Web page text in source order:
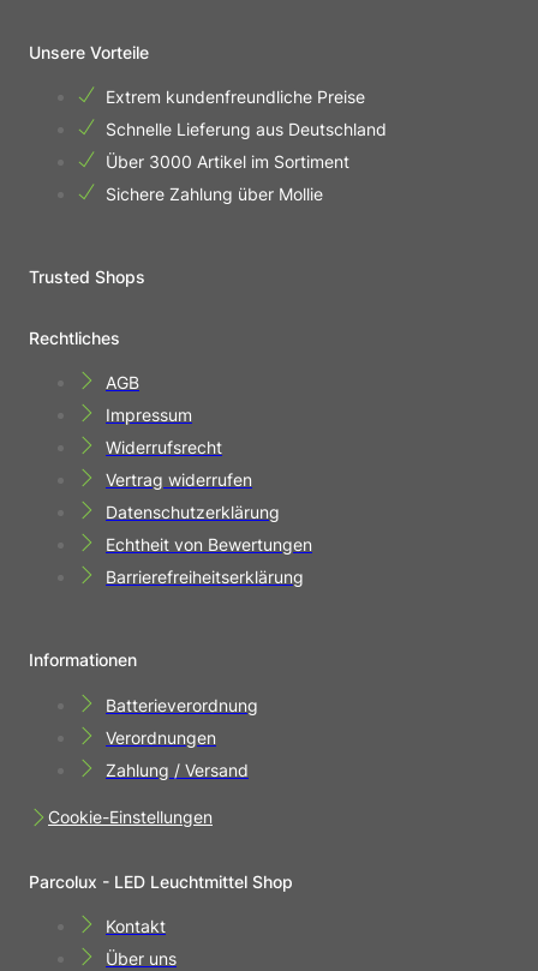
Unsere Vorteile
Extrem kundenfreundliche Preise
Schnelle Lieferung aus Deutschland
Über 3000 Artikel im Sortiment
Sichere Zahlung über Mollie
Trusted Shops
Rechtliches
AGB
Impressum
Widerrufsrecht
Vertrag widerrufen
Datenschutzerklärung
Echtheit von Bewertungen
Barrierefreiheitserklärung
Informationen
Batterieverordnung
Verordnungen
Zahlung / Versand
Cookie-Einstellungen
Parcolux - LED Leuchtmittel Shop
Kontakt
Über uns